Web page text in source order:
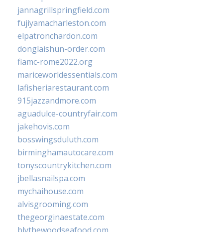
jannagrillspringfield.com
fujiyamacharleston.com
elpatronchardon.com
donglaishun-order.com
fiamc-rome2022.org
mariceworldessentials.com
lafisheriarestaurant.com
915jazzandmore.com
aguadulce-countryfair.com
jakehovis.com
bosswingsduluth.com
birminghamautocare.com
tonyscountrykitchen.com
jbellasnailspa.com
mychaihouse.com
alvisgrooming.com
thegeorginaestate.com